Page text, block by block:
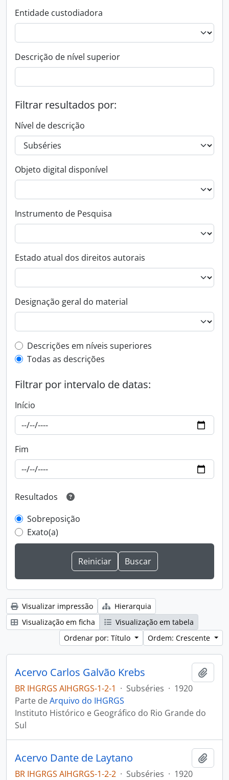
Entidade custodiadora
Descrição de nível superior
Filtrar resultados por:
Nível de descrição
Objeto digital disponível
Instrumento de Pesquisa
Estado atual dos direitos autorais
Designação geral do material
Filtro de descrição de nível superior
Descrições em níveis superiores
Todas as descrições
Filtrar por intervalo de datas:
Início
Fim
Resultados
Sobreposição
Exato(a)
Visualizar impressão
Hierarquia
Visualização em ficha
Visualização em tabela
Ordenar por: Título
Ordem: Crescente
Acervo Carlos Galvão Krebs
BR IHGRGS AIHGRGS-1-2-1 · Subséries · 1920
Parte deArquivo do IHGRGS
Instituto Histórico e Geográfico do Rio Grande do
Sul
Acervo Dante de Laytano
BR IHGRGS AIHGRGS-1-2-2 · Subséries · 1920